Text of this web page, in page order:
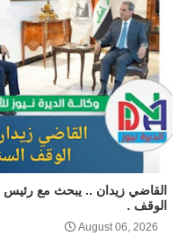
القاضي زيدان .. يبحث مع رئيس
الوقف .
August 06, 2026